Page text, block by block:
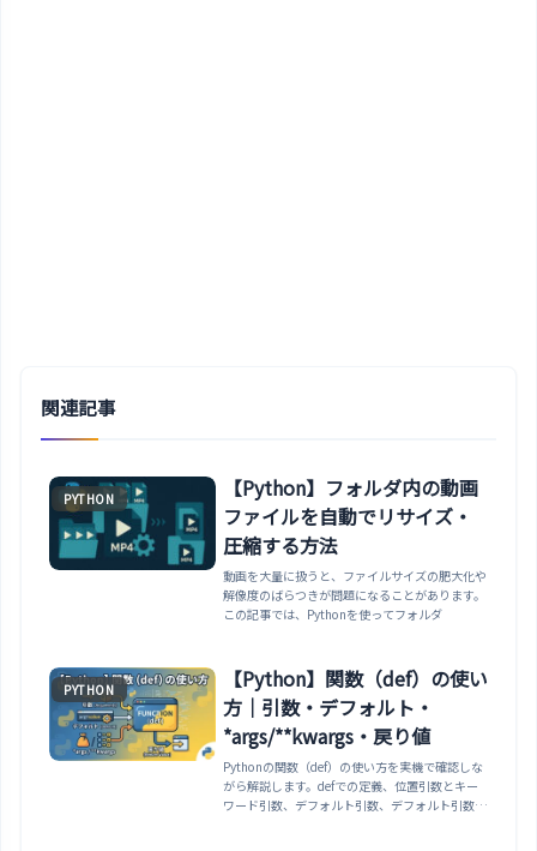
関連記事
PYTHON
【Python】フォルダ内の動画
ファイルを自動でリサイズ・
圧縮する方法
動画を大量に扱うと、ファイルサイズの肥大化や
解像度のばらつきが問題になることがあります。
この記事では、Pythonを使ってフォルダ
PYTHON
【Python】関数（def）の使い
方｜引数・デフォルト・
*args/**kwargs・戻り値
Pythonの関数（def）の使い方を実機で確認しな
がら解説します。defでの定義、位置引数とキー
ワード引数、デフォルト引数、デフォルト引数に